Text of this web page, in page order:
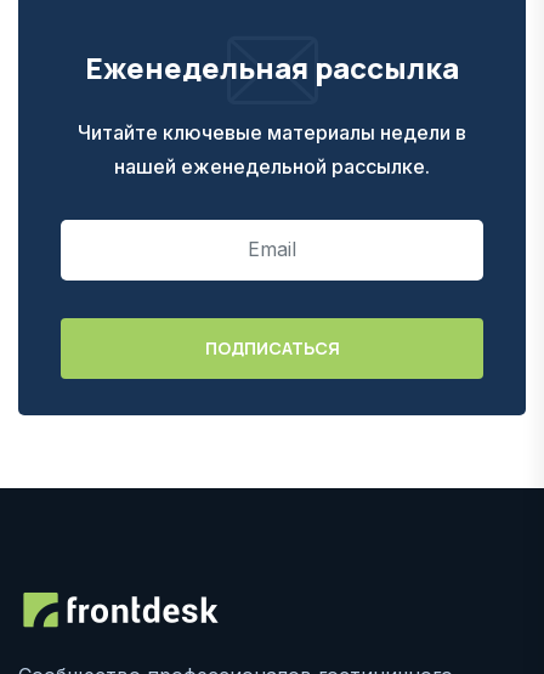
Еженедельная рассылка
Читайте ключевые материалы недели в
нашей еженедельной рассылке.